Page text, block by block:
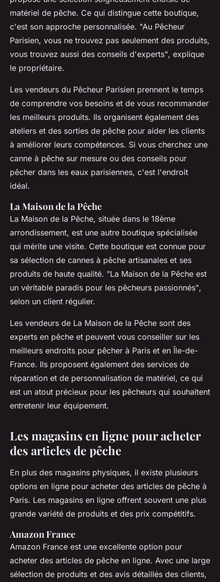
matériel de pêche. Ce qui distingue cette boutique,
c'est son approche personnalisée. "Au Pêcheur
Parisien, vous ne trouvez pas seulement des produits,
vous trouvez aussi des conseils d'experts", explique
le propriétaire.
Les vendeurs du Pêcheur Parisien prennent le temps
de comprendre vos besoins et de vous recommander
les meilleurs produits. Ils organisent également des
ateliers et des sorties de pêche pour aider les clients
à améliorer leurs compétences. Si vous cherchez une
canne à pêche sur mesure ou des conseils pour
pêcher dans les eaux parisiennes, c'est l'endroit
idéal.
La Maison de la Pêche
La Maison de la Pêche, située dans le 18ème
arrondissement, est une autre boutique spécialisée
qui mérite une visite. Cette boutique est connue pour
sa sélection de cannes à pêche artisanales et ses
produits de haute qualité. "La Maison de la Pêche est
un véritable paradis pour les pêcheurs passionnés",
selon un client régulier.
Les vendeurs de La Maison de la Pêche sont des
experts en pêche et peuvent vous conseiller sur les
meilleurs endroits pour pêcher à Paris et en Île-de-
France. Ils proposent également des services de
réparation et de personnalisation de matériel, ce qui
est un atout précieux pour les pêcheurs qui souhaitent
entretenir leur équipement.
Les magasins en ligne pour acheter
des articles de pêche
En plus des magasins physiques, il existe plusieurs
options en ligne pour acheter des articles de pêche à
Paris. Les magasins en ligne offrent souvent une plus
grande variété de produits et des prix compétitifs.
Amazon France
Amazon France est une excellente option pour
acheter des articles de pêche en ligne. Avec une large
sélection de produits et des avis détaillés des clients,